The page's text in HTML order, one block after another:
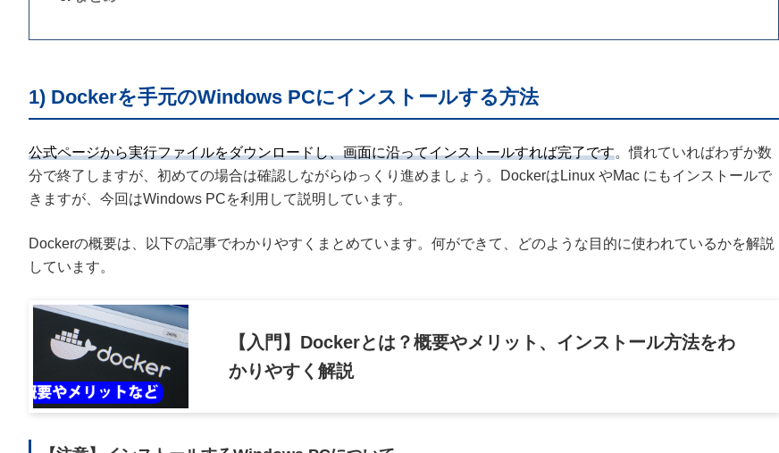
1) Dockerを手元のWindows PCにインストールする方法
公式ページから実行ファイルをダウンロードし、画面に沿ってインストールすれば完了です。慣れていればわずか数
分で終了しますが、初めての場合は確認しながらゆっくり進めましょう。DockerはLinux やMac にもインストールで
きますが、今回はWindows PCを利用して説明しています。
Dockerの概要は、以下の記事でわかりやすくまとめています。何ができて、どのような目的に使われているかを解説
しています。
【入門】Dockerとは？概要やメリット、インストール方法をわ
かりやすく解説